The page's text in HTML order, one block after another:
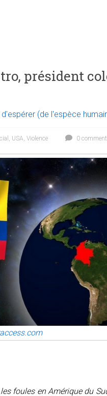
président
d'espérer (de l'espèce
, USA, Violence 0
foules en Amérique du